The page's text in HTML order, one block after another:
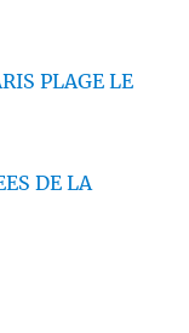
PLAGE LE
DE LA